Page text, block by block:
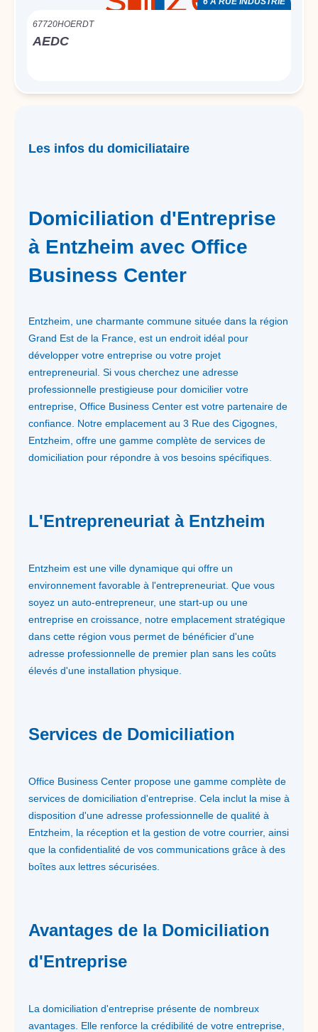
67720HOERDT
AEDC
Les infos du domiciliataire
Domiciliation d'Entreprise
à Entzheim avec Office
Business Center
Entzheim, une charmante commune située dans la région
Grand Est de la France, est un endroit idéal pour
développer votre entreprise ou votre projet
entrepreneurial. Si vous cherchez une adresse
professionnelle prestigieuse pour domicilier votre
entreprise, Office Business Center est votre partenaire de
confiance. Notre emplacement au 3 Rue des Cigognes,
Entzheim, offre une gamme complète de services de
domiciliation pour répondre à vos besoins spécifiques.
L'Entrepreneuriat à Entzheim
Entzheim est une ville dynamique qui offre un
environnement favorable à l'entrepreneuriat. Que vous
soyez un auto-entrepreneur, une start-up ou une
entreprise en croissance, notre emplacement stratégique
dans cette région vous permet de bénéficier d'une
adresse professionnelle de premier plan sans les coûts
élevés d'une installation physique.
Services de Domiciliation
Office Business Center propose une gamme complète de
services de domiciliation d'entreprise. Cela inclut la mise à
disposition d'une adresse professionnelle de qualité à
Entzheim, la réception et la gestion de votre courrier, ainsi
que la confidentialité de vos communications grâce à des
boîtes aux lettres sécurisées.
Avantages de la Domiciliation
d'Entreprise
La domiciliation d'entreprise présente de nombreux
avantages. Elle renforce la crédibilité de votre entreprise,